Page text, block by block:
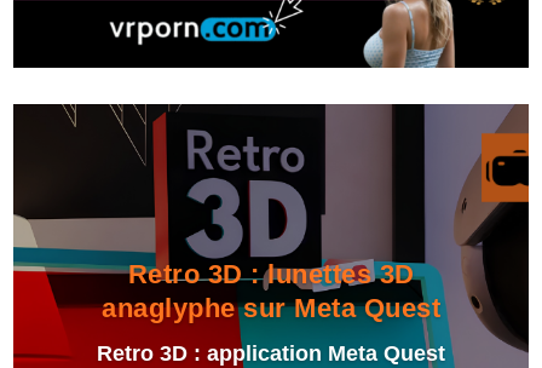
Retro 3D : lunettes 3D
anaglyphe sur Meta Quest
Retro 3D : application Meta Quest